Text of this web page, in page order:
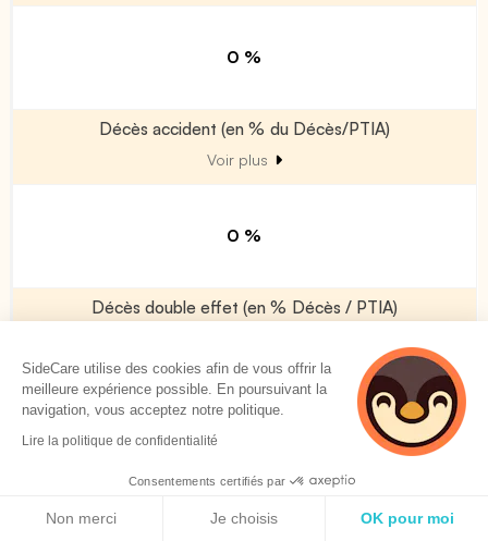
0 %
Décès accident (en % du Décès/PTIA)
Voir plus
0 %
Décès double effet (en % Décès / PTIA)
0 %
Allocation obsèques
Voir plus
SideCare utilise des cookies afin de vous offrir la
meilleure expérience possible. En poursuivant la
navigation, vous acceptez notre politique.
Lire la politique de confidentialité
Consentements certifiés par
Non merci Je choisis OK pour moi